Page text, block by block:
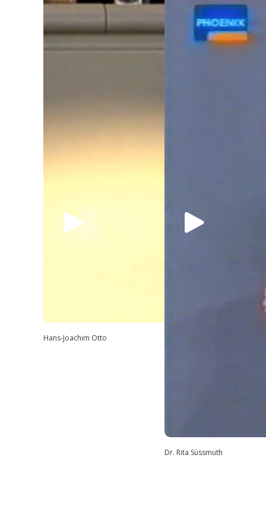
Hans-Joachim Otto
Dr. Rita Süssmuth